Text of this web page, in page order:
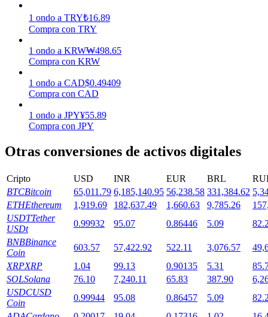
Staking
Alta rentabilidad y acceso instantáneo
Launchpool
Participación flexible para ganar tokens populares
1 ondo a TRY₺16.89
Compra con TRY
1 ondo a KRW₩498.65
Compra con KRW
1 ondo a CAD$0.49409
Compra con CAD
1 ondo a JPY¥55.89
Compra con JPY
Otras conversiones de activos digitales
Cripto USD INR EUR BRL
BTCBitcoin 65,011.79 6,185,140.95 56,238.58 331,384.62
ETHEthereum 1,919.69 182,637.49 1,660.63 9,785.26
USDTTether
USDt
0.99932 95.07 0.86446 5.09
BNBBinance
Coin
603.57 57,422.92 522.11 3,076.57
XRPXRP 1.04 99.13 0.90135 5.31
SOLSolana 76.10 7,240.11 65.83 387.90
USDCUSD
Coin
0.99944 95.08 0.86457 5.09